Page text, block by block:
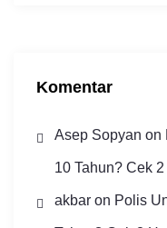
Komentar
Asep Sopyan on
10 Tahun? Cek
akbaron Polis